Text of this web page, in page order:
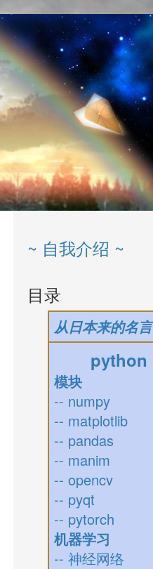
~ 自我介绍 ~
目录
从日本来的名言
python
模块
-- numpy
-- matplotlib
-- pandas
-- manim
-- opencv
-- pyqt
-- pytorch
机器学习
-- 神经网络